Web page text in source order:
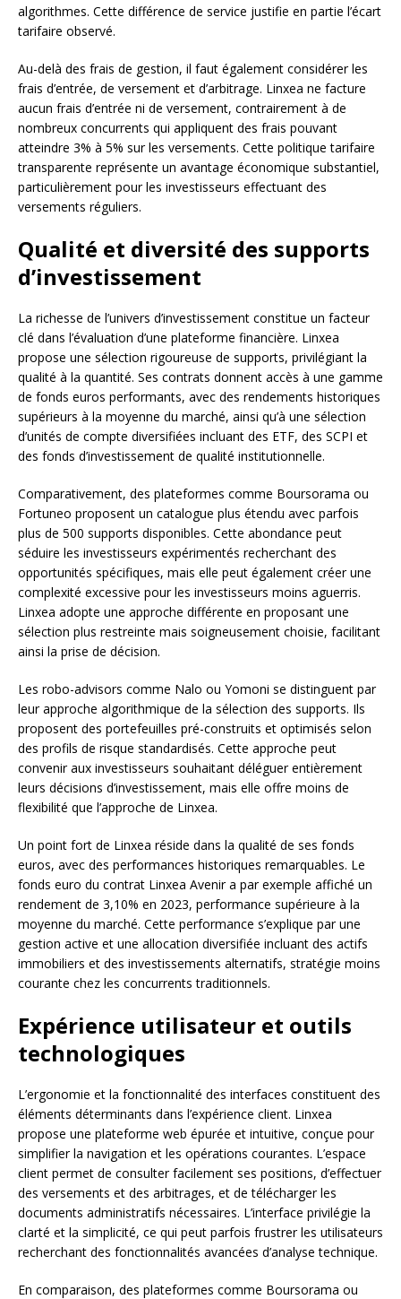
algorithmes. Cette différence de service justifie en partie l’écart
tarifaire observé.
Au-delà des frais de gestion, il faut également considérer les
frais d’entrée, de versement et d’arbitrage. Linxea ne facture
aucun frais d’entrée ni de versement, contrairement à de
nombreux concurrents qui appliquent des frais pouvant
atteindre 3% à 5% sur les versements. Cette politique tarifaire
transparente représente un avantage économique substantiel,
particulièrement pour les investisseurs effectuant des
versements réguliers.
Qualité et diversité des supports
d’investissement
La richesse de l’univers d’investissement constitue un facteur
clé dans l’évaluation d’une plateforme financière. Linxea
propose une sélection rigoureuse de supports, privilégiant la
qualité à la quantité. Ses contrats donnent accès à une gamme
de fonds euros performants, avec des rendements historiques
supérieurs à la moyenne du marché, ainsi qu’à une sélection
d’unités de compte diversifiées incluant des ETF, des SCPI et
des fonds d’investissement de qualité institutionnelle.
Comparativement, des plateformes comme Boursorama ou
Fortuneo proposent un catalogue plus étendu avec parfois
plus de 500 supports disponibles. Cette abondance peut
séduire les investisseurs expérimentés recherchant des
opportunités spécifiques, mais elle peut également créer une
complexité excessive pour les investisseurs moins aguerris.
Linxea adopte une approche différente en proposant une
sélection plus restreinte mais soigneusement choisie, facilitant
ainsi la prise de décision.
Les robo-advisors comme Nalo ou Yomoni se distinguent par
leur approche algorithmique de la sélection des supports. Ils
proposent des portefeuilles pré-construits et optimisés selon
des profils de risque standardisés. Cette approche peut
convenir aux investisseurs souhaitant déléguer entièrement
leurs décisions d’investissement, mais elle offre moins de
flexibilité que l’approche de Linxea.
Un point fort de Linxea réside dans la qualité de ses fonds
euros, avec des performances historiques remarquables. Le
fonds euro du contrat Linxea Avenir a par exemple affiché un
rendement de 3,10% en 2023, performance supérieure à la
moyenne du marché. Cette performance s’explique par une
gestion active et une allocation diversifiée incluant des actifs
immobiliers et des investissements alternatifs, stratégie moins
courante chez les concurrents traditionnels.
Expérience utilisateur et outils
technologiques
L’ergonomie et la fonctionnalité des interfaces constituent des
éléments déterminants dans l’expérience client. Linxea
propose une plateforme web épurée et intuitive, conçue pour
simplifier la navigation et les opérations courantes. L’espace
client permet de consulter facilement ses positions, d’effectuer
des versements et des arbitrages, et de télécharger les
documents administratifs nécessaires. L’interface privilégie la
clarté et la simplicité, ce qui peut parfois frustrer les utilisateurs
recherchant des fonctionnalités avancées d’analyse technique.
En comparaison, des plateformes comme Boursorama ou